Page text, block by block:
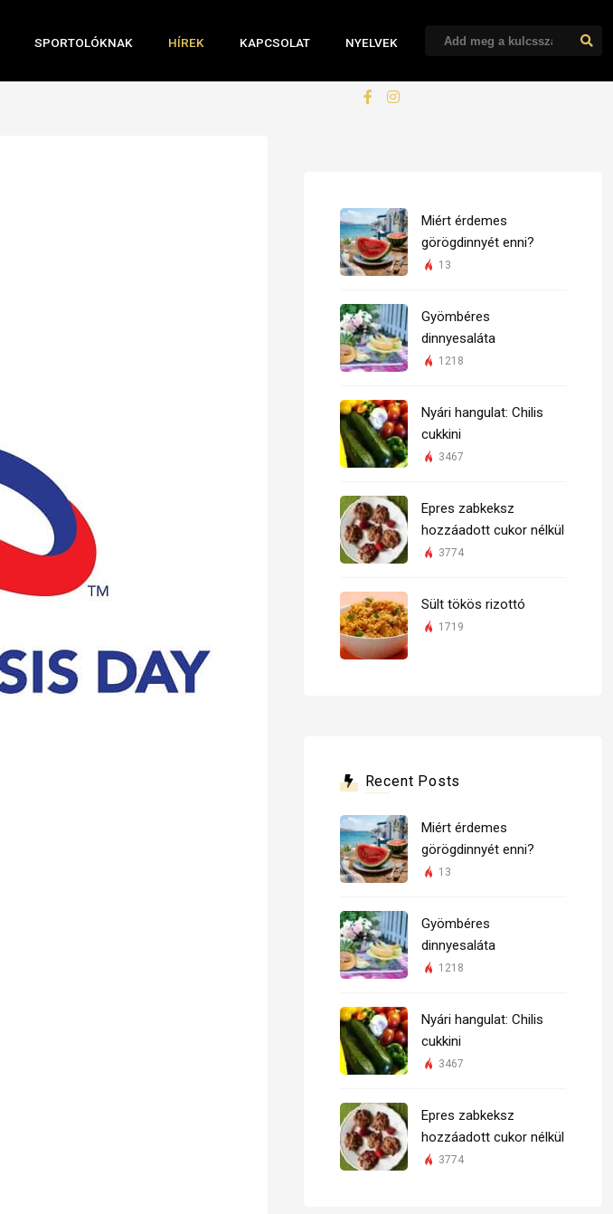
SPORTOLÓKNAK HÍREK KAPCSOLAT NYELVEK
Miért érdemes
görögdinnyét enni?
13
Gyömbéres
dinnyesaláta
1218
Nyári hangulat: Chilis
cukkini
3467
Epres zabkeksz
hozzáadott cukor nélkül
3774
Sült tökös rizottó
1719
Recent Posts
Miért érdemes
görögdinnyét enni?
13
Gyömbéres
dinnyesaláta
1218
Nyári hangulat: Chilis
cukkini
3467
Epres zabkeksz
hozzáadott cukor nélkül
3774